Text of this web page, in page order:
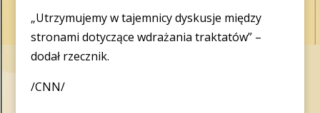
„Utrzymujemy w tajemnicy dyskusje między
stronami dotyczące wdrażania traktatów” –
dodał rzecznik.
/CNN/